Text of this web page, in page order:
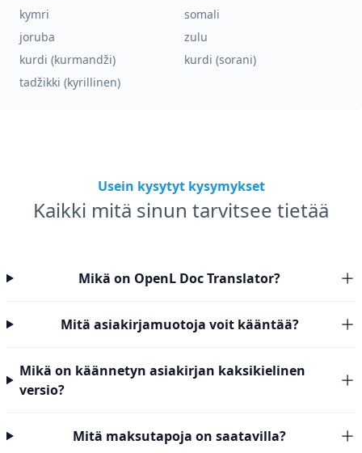
kymri
somali
joruba
zulu
kurdi (kurmandži)
kurdi (sorani)
tadžikki (kyrillinen)
Usein kysytyt kysymykset
Kaikki mitä sinun tarvitsee tietää
Mikä on OpenL Doc Translator?
Mitä asiakirjamuotoja voit kääntää?
Mikä on käännetyn asiakirjan kaksikielinen
versio?
Mitä maksutapoja on saatavilla?